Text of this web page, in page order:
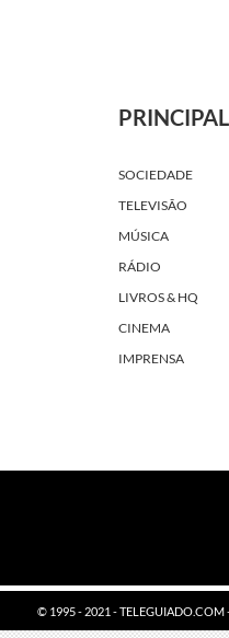
PRINCIPAL
SOCIEDADE
TELEVISÃO
MÚSICA
RÁDIO
LIVROS & HQ
CINEMA
IMPRENSA
© 1995 - 2021 - TELEGUIADO.COM